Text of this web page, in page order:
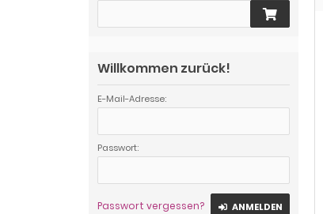
Willkommen zurück!
E-Mail-Adresse:
Passwort:
Passwort vergessen? ANMELDEN